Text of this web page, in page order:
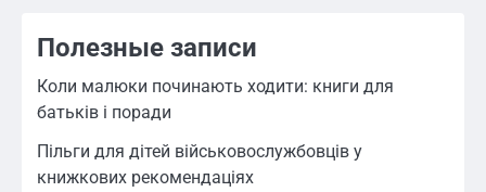
Полезные записи
Коли малюки починають ходити: книги для
батьків і поради
Пільги для дітей військовослужбовців у
книжкових рекомендаціях